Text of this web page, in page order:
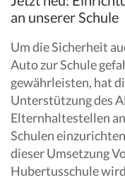
an unserer Schule
Um die Sicherheit
Auto zur Schule
gewährleisten, hat
Unterstützung des
Elternhaltestellen
Schulen
dieser Umsetzung
Hubertusschule